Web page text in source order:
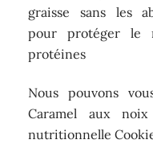
graisse sans les
pour protéger le
protéines
Nous pouvons
Caramel aux
nutritionnelle